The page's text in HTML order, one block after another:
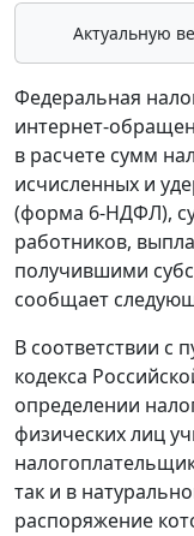
Актуальную
Федеральная
интернет-
в расчете сумм
исчисленных и
(форма 6-НДФЛ),
работников,
получившими
сообщает
В соответствии с
кодекса
определении
физических лиц
так и в
распоряжение